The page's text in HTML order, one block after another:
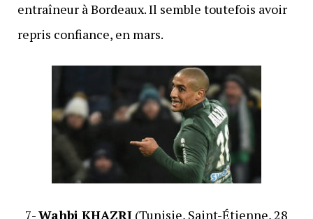
entraîneur à Bordeaux. Il semble toutefois avoir
repris confiance, en mars.
7-Wahbi KHAZRI (Tunisie, Saint-Étienne, 28